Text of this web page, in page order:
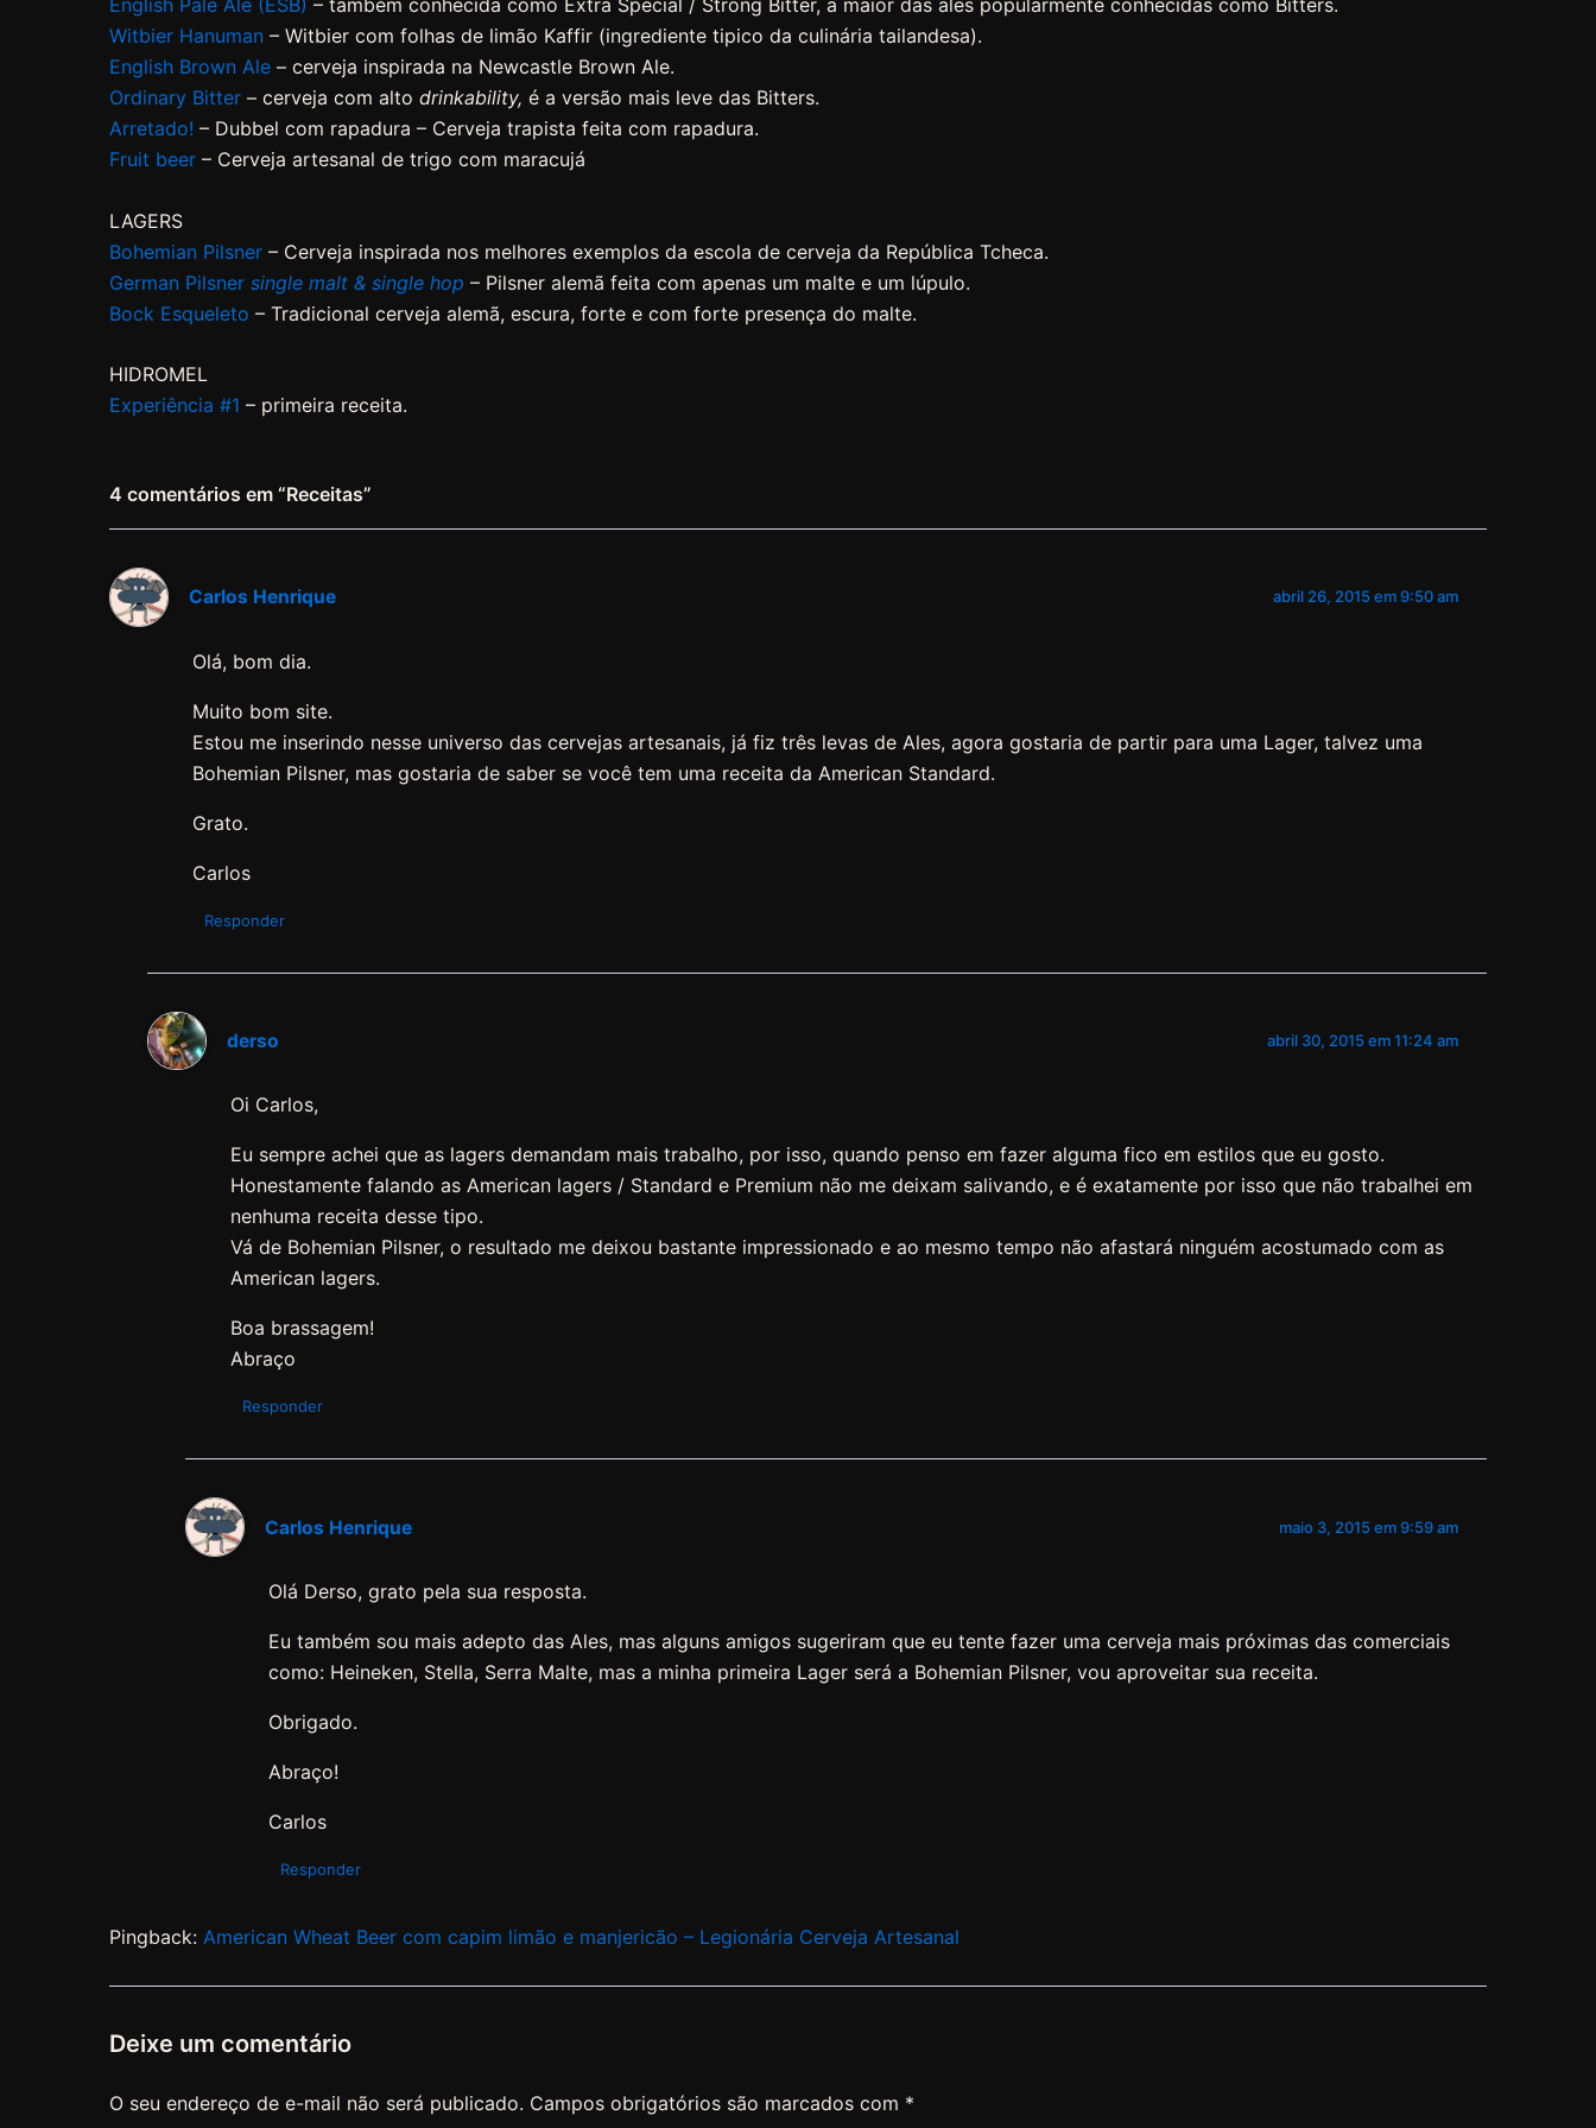
English Pale Ale (ESB) – também conhecida como Extra Special / Strong Bitter, a maior das ales popularmente conhecidas como Bitters.
Witbier Hanuman – Witbier com folhas de limão Kaffir (ingrediente tipico da culinária tailandesa).
English Brown Ale – cerveja inspirada na Newcastle Brown Ale.
Ordinary Bitter – cerveja com alto drinkability, é a versão mais leve das Bitters.
Arretado! – Dubbel com rapadura – Cerveja trapista feita com rapadura.
Fruit beer – Cerveja artesanal de trigo com maracujá
LAGERS
Bohemian Pilsner – Cerveja inspirada nos melhores exemplos da escola de cerveja da República Tcheca.
German Pilsner single malt & single hop – Pilsner alemã feita com apenas um malte e um lúpulo.
Bock Esqueleto – Tradicional cerveja alemã, escura, forte e com forte presença do malte.
HIDROMEL
Experiência #1 – primeira receita.
4 comentários em “Receitas”
Carlos Henrique abril 26, 2015 em 9:50 am
Olá, bom dia.
Muito bom site.
Estou me inserindo nesse universo das cervejas artesanais, já fiz três levas de Ales, agora gostaria de partir para uma Lager, talvez uma
Bohemian Pilsner, mas gostaria de saber se você tem uma receita da American Standard.
Grato.
Carlos
Responder
derso abril 30, 2015 em 11:24 am
Oi Carlos,
Eu sempre achei que as lagers demandam mais trabalho, por isso, quando penso em fazer alguma fico em estilos que eu gosto.
Honestamente falando as American lagers / Standard e Premium não me deixam salivando, e é exatamente por isso que não trabalhei em
nenhuma receita desse tipo.
Vá de Bohemian Pilsner, o resultado me deixou bastante impressionado e ao mesmo tempo não afastará ninguém acostumado com as
American lagers.
Boa brassagem!
Abraço
Responder
Carlos Henrique maio 3, 2015 em 9:59 am
Olá Derso, grato pela sua resposta.
Eu também sou mais adepto das Ales, mas alguns amigos sugeriram que eu tente fazer uma cerveja mais próximas das comerciais
como: Heineken, Stella, Serra Malte, mas a minha primeira Lager será a Bohemian Pilsner, vou aproveitar sua receita.
Obrigado.
Abraço!
Carlos
Responder
Pingback: American Wheat Beer com capim limão e manjericão – Legionária Cerveja Artesanal
Deixe um comentário
O seu endereço de e-mail não será publicado. Campos obrigatórios são marcados com *